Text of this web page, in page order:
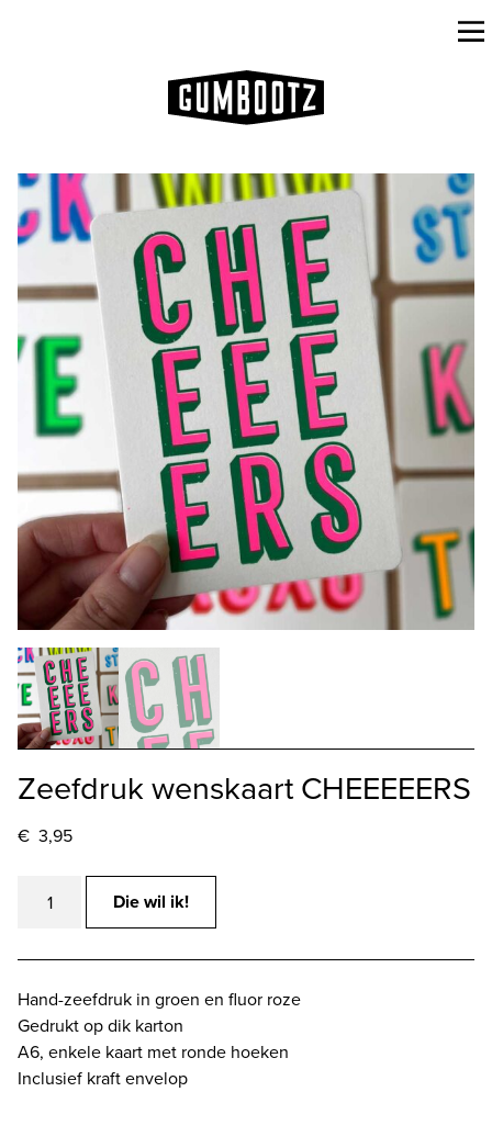
Zeefdruk wenskaart CHEEEEERS
€ 3,95
wenskaart
aantal
Die wil ik!
Hand-zeefdruk in groen en fluor roze
Gedrukt op dik karton
A6, enkele kaart met ronde hoeken
Inclusief kraft envelop